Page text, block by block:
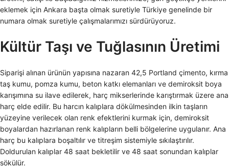
eklemek için Ankara başta olmak suretiyle Türkiye genelinde bir
numara olmak suretiyle çalışmalarımızı sürdürüyoruz.
Kültür Taşı ve Tuğlasının Üretimi
Siparişi alınan ürünün yapısına nazaran 42,5 Portland çimento, kırma
taş kumu, pomza kumu, beton katkı elemanları ve demiroksit boya
karışımına su ilave edilerek, harç mikserlerinde karıştırmak üzere ana
harç elde edilir. Bu harcın kalıplara dökülmesinden ilkin taşların
yüzeyine verilecek olan renk efektlerini kurmak için, demiroksit
boyalardan hazırlanan renk kalıpların belli bölgelerine uygulanır. Ana
harç bu kalıplara boşaltılır ve titreşim sistemiyle sıkılaştırılır.
Doldurulan kalıplar 48 saat bekletilir ve 48 saat sonundan kalıplar
sökülür.